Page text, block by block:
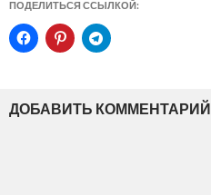
ПОДЕЛИТЬСЯ ССЫЛКОЙ:
ДОБАВИТЬ КОММЕНТАРИЙ